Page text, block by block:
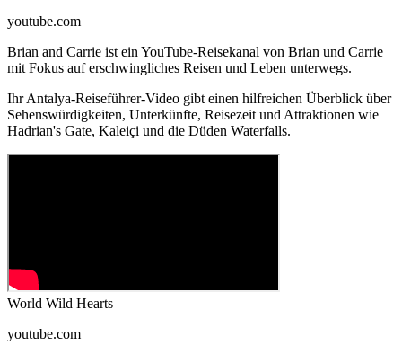
youtube.com
Brian and Carrie ist ein YouTube-Reisekanal von Brian und Carrie
mit Fokus auf erschwingliches Reisen und Leben unterwegs.
Ihr Antalya-Reiseführer-Video gibt einen hilfreichen Überblick über
Sehenswürdigkeiten, Unterkünfte, Reisezeit und Attraktionen wie
Hadrian's Gate, Kaleiçi und die Düden Waterfalls.
World Wild Hearts
youtube.com